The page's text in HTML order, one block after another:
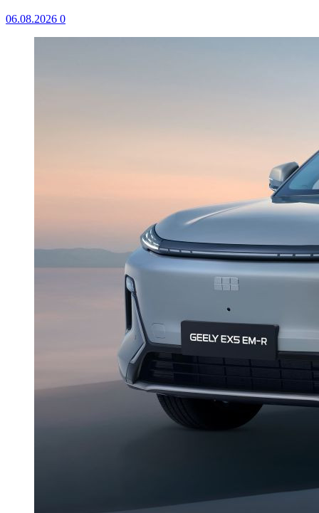
06.08.2026 0